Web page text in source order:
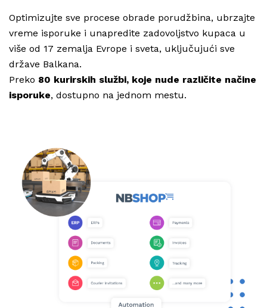
Optimizujte sve procese obrade porudžbina, ubrzajte
vreme isporuke i unapredite zadovoljstvo kupaca u
više od 17 zemalja Evrope i sveta, uključujući sve
države Balkana.
Preko 80 kurirskih službi, koje nude različite načine
isporuke, dostupno na jednom mestu.